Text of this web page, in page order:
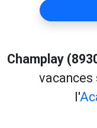
Champlay
vacances
l'